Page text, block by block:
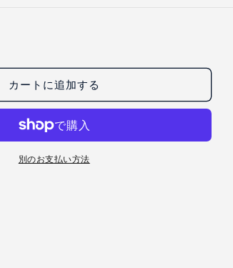
カートに追加する
別のお支払い方法